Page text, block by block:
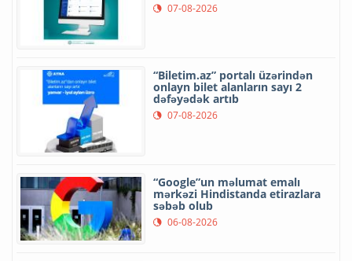
07-08-2026
“Biletim.az” portalı üzərindən
onlayn bilet alanların sayı 2
dəfəyədək artıb
07-08-2026
“Google”un məlumat emalı
mərkəzi Hindistanda etirazlara
səbəb olub
06-08-2026